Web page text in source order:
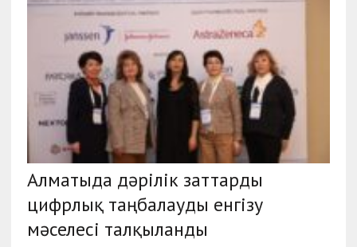
Алматыда дәрілік заттарды
цифрлық таңбалауды енгізу
мәселесі талқыланды